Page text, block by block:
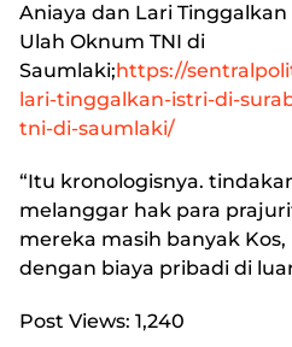
Aniaya dan Lari
Ulah Oknum TNI di
Saumlaki;https://
lari-tinggalkan-istri-di-
tni-di-saumlaki/
“Itu kronologisnya.
melanggar hak para
mereka masih banyak
dengan biaya pribadi di
Post Views: 1,240